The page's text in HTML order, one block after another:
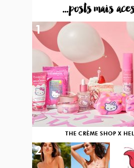
...posts mais
THE CRÈME SHOP X
1
2 3